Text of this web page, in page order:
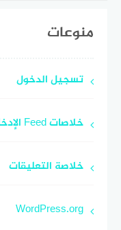
منوعات
تسجيل الدخول
خلاصات Feed الإدخالات
خلاصة التعليقات
WordPress.org